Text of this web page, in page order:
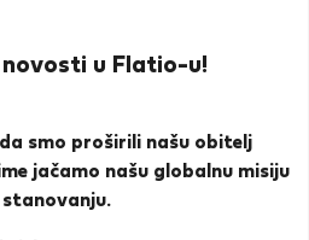
u Flatio-u!
smo proširili našu obitelj
jačamo našu globalnu misiju
stanovanju.
k.
Estômbar
ŽIVOTOPIS